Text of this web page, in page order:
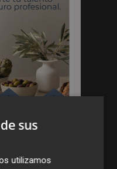
sus
utilizamos